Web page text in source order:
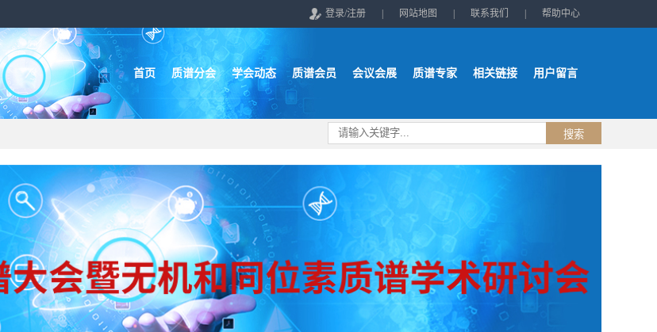
登录/注册 网站地图 联系我们 帮助中心
首页 质谱分会 学会动态 质谱会员 会议会展 质谱专家 相关链接 用户留言